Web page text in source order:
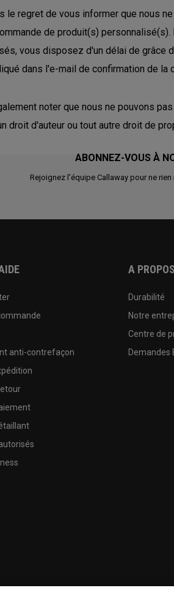
le regret de vous informer que nous
de produit(s)
vous disposez d'un délai de grâce
dans l'e-mail de confirmation de la
noter que nous ne pouvons
droit d'auteur ou tout autre droit de
ABONNEZ-VOUS À
Rejoignez l'équipe Callaway pour ne
anti-contrefaçon
A PROPOS
Durabilité
Notre
Centre de
Demandes